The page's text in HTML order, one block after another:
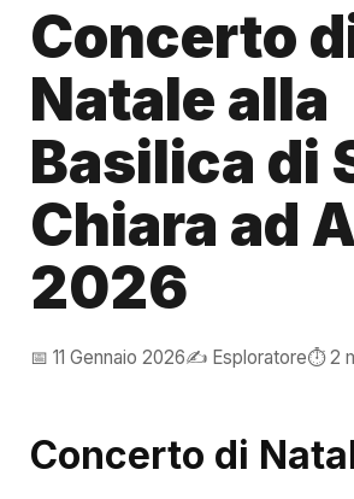
Concerto
Natale alla
Basilica di
Chiara ad
2026
📅 11 Gennaio 2026✍️ Esploratore⏱️ 2
Concerto di